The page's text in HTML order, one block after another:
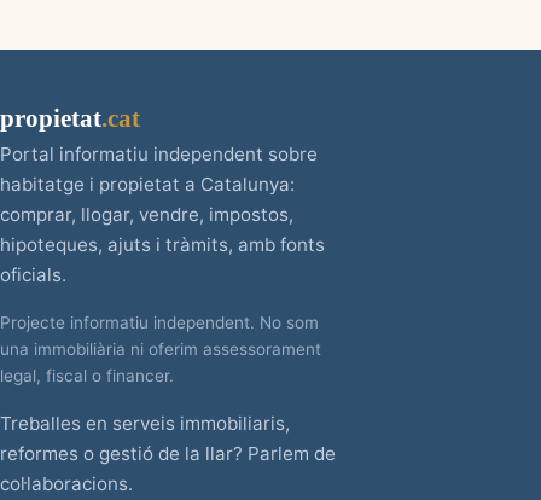
propietat.cat
Portal informatiu independent sobre
habitatge i propietat a Catalunya:
comprar, llogar, vendre, impostos,
hipoteques, ajuts i tràmits, amb fonts
oficials.
Projecte informatiu independent. No som
una immobiliària ni oferim assessorament
legal, fiscal o financer.
Treballes en serveis immobiliaris,
reformes o gestió de la llar? Parlem de
col·laboracions.